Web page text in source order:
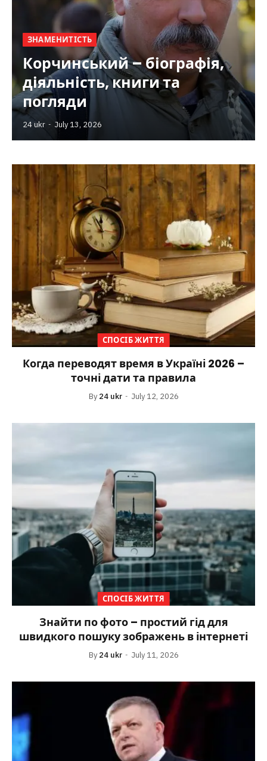
ЗНАМЕНИТІСТЬ
Корчинський – біографія,
діяльність, книги та
погляди
24 ukr July 13, 2026
СПОСІБ ЖИТТЯ
Когда переводят время в Україні 2026 –
точні дати та правила
By 24 ukr July 12, 2026
СПОСІБ ЖИТТЯ
Знайти по фото – простий гід для
швидкого пошуку зображень в інтернеті
By 24 ukr July 11, 2026